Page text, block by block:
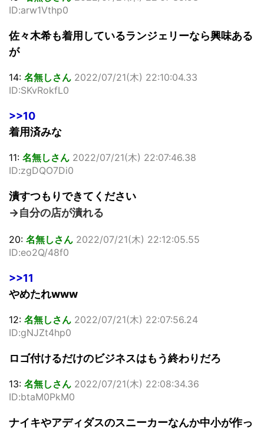
ID:arw1Vthp0
佐々木希も着用しているランジェリーなら興味ある
が
14: 名無しさん 2022/07/21(木) 22:10:04.33
ID:SKvRokfL0
>>10
着用済みな
11: 名無しさん 2022/07/21(木) 22:07:46.38
ID:zgDQO7Di0
潰すつもりできてください
→自分の店が潰れる
20: 名無しさん 2022/07/21(木) 22:12:05.55
ID:eo2Q/48f0
>>11
やめたれwww
12: 名無しさん 2022/07/21(木) 22:07:56.24
ID:gNJZt4hp0
ロゴ付けるだけのビジネスはもう終わりだろ
13: 名無しさん 2022/07/21(木) 22:08:34.36
ID:btaM0PkM0
ナイキやアディダスのスニーカーなんか中小が作っ